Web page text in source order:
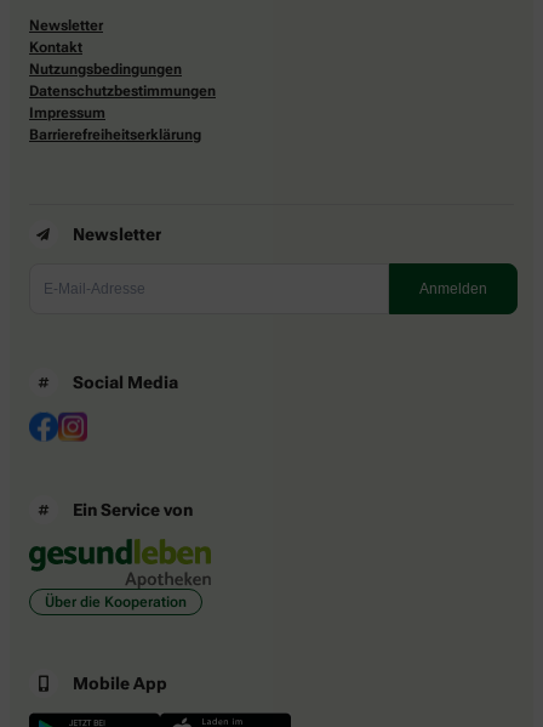
Newsletter
Kontakt
Nutzungsbedingungen
Datenschutzbestimmungen
Impressum
Barrierefreiheitserklärung
Newsletter
Social Media
Ein Service von
Über die Kooperation
Mobile App